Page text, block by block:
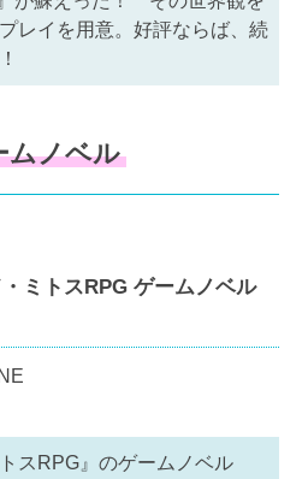
レイを用意。好評ならば、続
ムノベル
ミトスRPG ゲームノベル
スRPG』のゲームノベル